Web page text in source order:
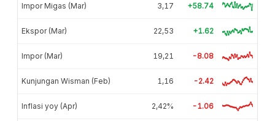
Impor Migas (Mar) 3,17 +58.74
Ekspor (Mar) 22,53 +1.62
Impor (Mar) 19,21 -8.08
Kunjungan Wisman (Feb) 1,16 -2.42
Inflasi yoy (Apr) 2,42% -1.06